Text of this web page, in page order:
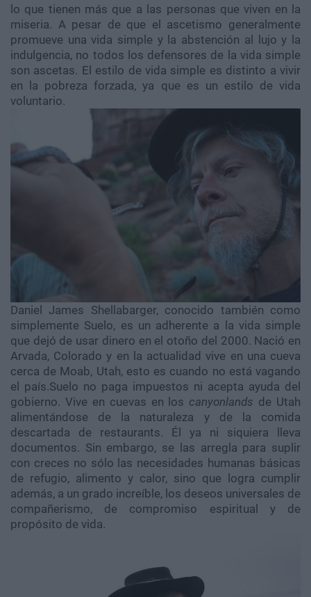
lo que tienen más que a las personas que viven en la
miseria. A pesar de que el ascetismo generalmente
promueve una vida simple y la abstención al lujo y la
indulgencia, no todos los defensores de la vida simple
son ascetas. El estilo de vida simple es distinto a vivir
en la pobreza forzada, ya que es un estilo de vida
voluntario.
Daniel James Shellabarger, conocido también como
simplemente Suelo, es un adherente a la vida simple
que dejó de usar dinero en el otoño del 2000. Nació en
Arvada, Colorado y en la actualidad vive en una cueva
cerca de Moab, Utah, esto es cuando no está vagando
el país.Suelo no paga impuestos ni acepta ayuda del
gobierno. Vive en cuevas en los canyonlands de Utah
alimentándose de la naturaleza y de la comida
descartada de restaurants. Él ya ni siquiera lleva
documentos. Sin embargo, se las arregla para suplir
con creces no sólo las necesidades humanas básicas
de refugio, alimento y calor, sino que logra cumplir
además, a un grado increíble, los deseos universales de
compañerismo, de compromiso espiritual y de
propósito de vida.